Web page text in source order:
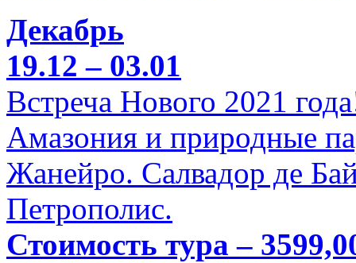
Декабрь
19.12 – 03.01
Встреча Нового 2021
Амазония и природные
Жанейро. Салвадор де
Петрополис.
Стоимость тура –